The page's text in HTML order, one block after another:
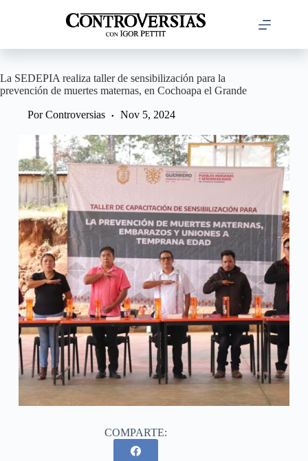
La SEDEPIA realiza taller de sensibilización para la
prevención de muertes maternas, en Cochoapa el Grande
Por Controversias Nov 5, 2024
COMPARTE: